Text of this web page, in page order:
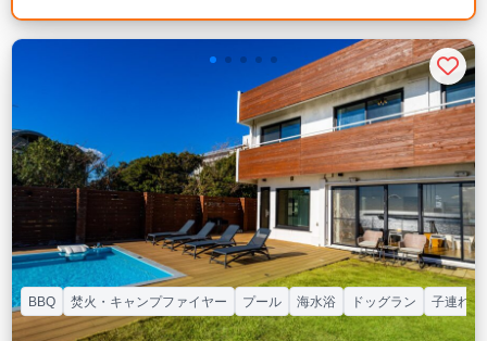
BBQ 焚火・キャンプファイヤー プール 海水浴 ドッグラン 子連れ